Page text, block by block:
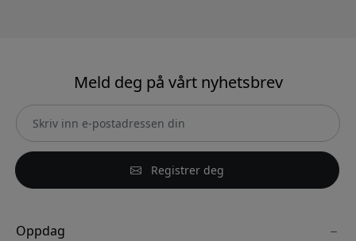
Meld deg på vårt nyhetsbrev
Registrer deg
Oppdag